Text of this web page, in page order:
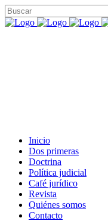
Inicio
Dos primeras
Doctrina
Política judicial
Café jurídico
Revista
Quiénes somos
Contacto